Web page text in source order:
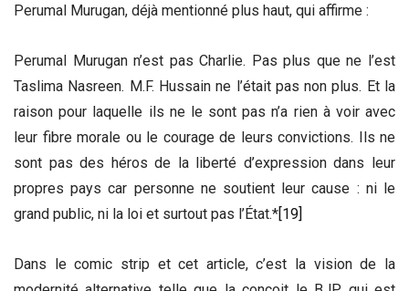
Perumal Murugan, déjà mentionné plus haut, qui affirme :
Perumal Murugan n’est pas Charlie. Pas plus que ne l’est
Taslima Nasreen. M.F. Hussain ne l’était pas non plus. Et la
raison pour laquelle ils ne le sont pas n’a rien à voir avec
leur fibre morale ou le courage de leurs convictions. Ils ne
sont pas des héros de la liberté d’expression dans leur
propres pays car personne ne soutient leur cause : ni le
grand public, ni la loi et surtout pas l’État.*[19]
Dans le comic strip et cet article, c’est la vision de la